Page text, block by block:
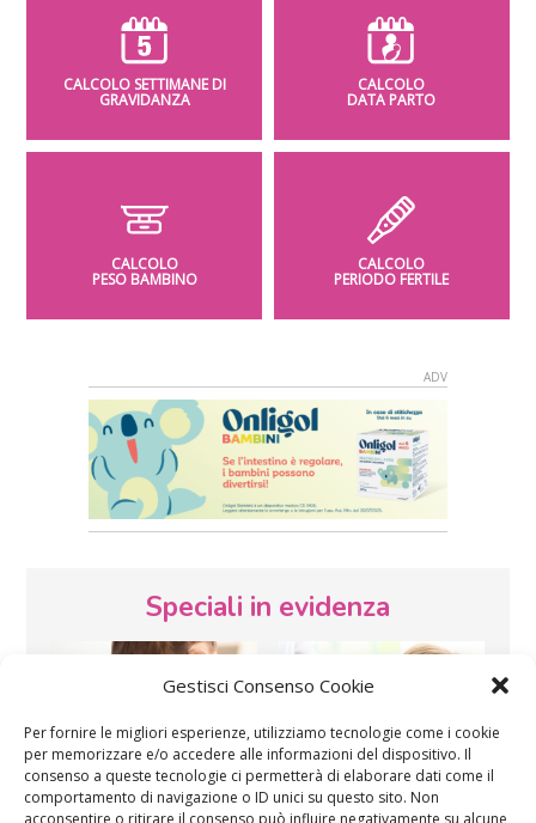
Gestisci Consenso Cookie
Per fornire le migliori esperienze, utilizziamo tecnologie come i cookie
per memorizzare e/o accedere alle informazioni del dispositivo. Il
consenso a queste tecnologie ci permetterà di elaborare dati come il
comportamento di navigazione o ID unici su questo sito. Non
acconsentire o ritirare il consenso può influire negativamente su alcune
CALCOLO SETTIMANE DI
GRAVIDANZA
CALCOLO
DATA PARTO
CALCOLO
PESO BAMBINO
CALCOLO
PERIODO FERTILE
Speciali in evidenza
Vaccini SOS Pediatra